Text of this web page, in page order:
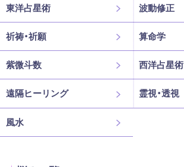
東洋占星術 波動修正
祈祷・祈願 算命学
紫微斗数 西洋占星術
遠隔ヒーリング 霊視・透視
風水